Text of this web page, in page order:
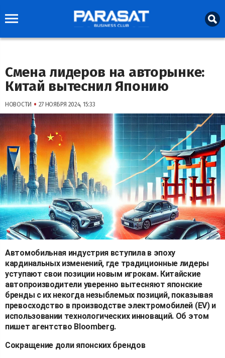
Смена лидеров на авторынке:
Китай вытеснил Японию
НОВОСТИ • 27 НОЯБРЯ 2024, 15:33
Автомобильная индустрия вступила в эпоху
кардинальных изменений, где традиционные лидеры
уступают свои позиции новым игрокам. Китайские
автопроизводители уверенно вытесняют японские
бренды с их некогда незыблемых позиций, показывая
превосходство в производстве электромобилей (EV) и
использовании технологических инноваций. Об этом
пишет агентство Bloomberg.
Сокращение доли японских брендов